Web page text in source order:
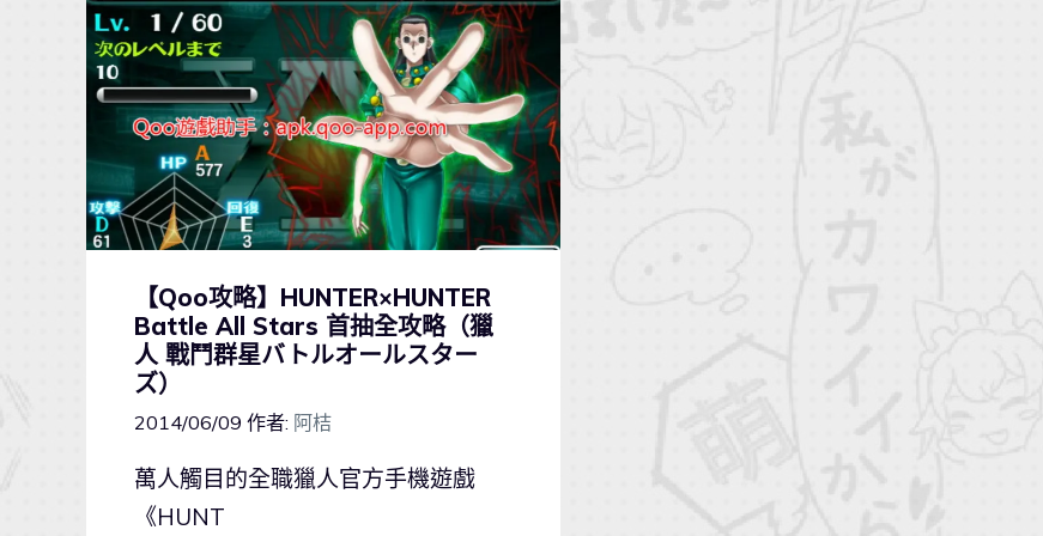
【Qoo攻略】HUNTER×HUNTER
Battle All Stars 首抽全攻略（獵
人 戰鬥群星バトルオールスター
ズ）
2014/06/09 作者: 阿桔
萬人觸目的全職獵人官方手機遊戲
《HUNT